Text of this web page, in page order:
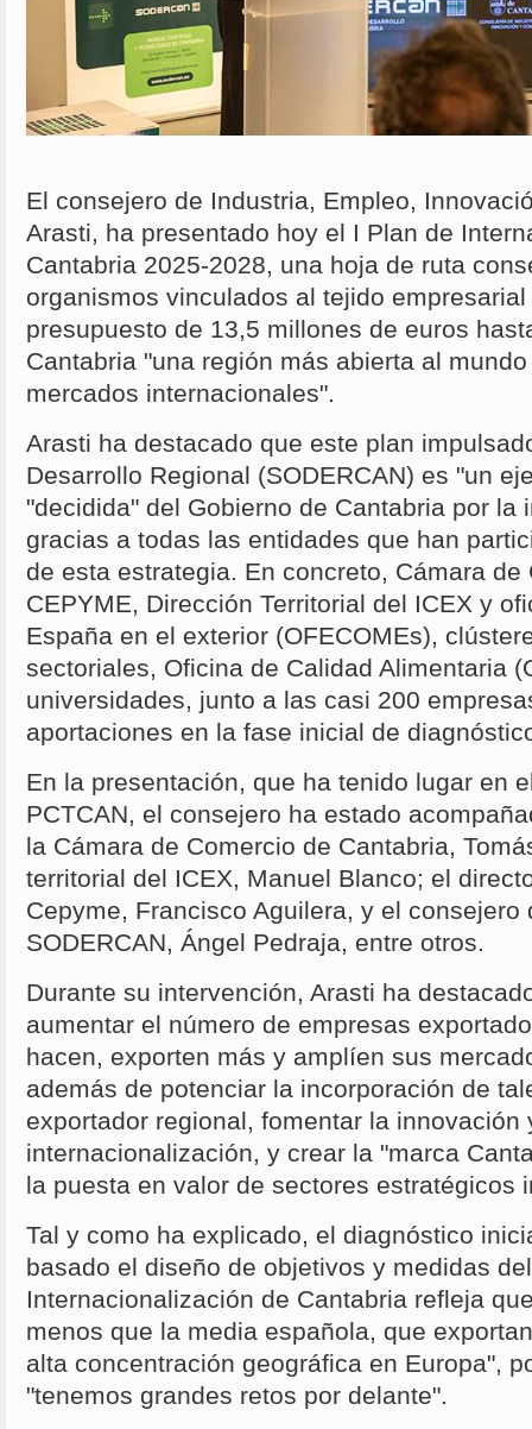
El consejero de Industria, Empleo,
Arasti, ha presentado hoy el I Plan de
Cantabria 2025-2028, una hoja de ruta
organismos vinculados al tejido
presupuesto de 13,5 millones de euros
Cantabria "una región más abierta al
mercados internacionales".
Arasti ha destacado que este plan
Desarrollo Regional (SODERCAN) es "un
"decidida" del Gobierno de Cantabria por la
gracias a todas las entidades que han
de esta estrategia. En concreto, Cámara de
CEPYME, Dirección Territorial del ICEX y
España en el exterior (OFECOMEs),
sectoriales, Oficina de Calidad Alimentaria
universidades, junto a las casi 200
aportaciones en la fase inicial de
En la presentación, que ha tenido lugar en
PCTCAN, el consejero ha estado
la Cámara de Comercio de Cantabria,
territorial del ICEX, Manuel Blanco; el
Cepyme, Francisco Aguilera, y el consejero
SODERCAN, Ángel Pedraja, entre otros.
Durante su intervención, Arasti ha
aumentar el número de empresas
hacen, exporten más y amplíen sus
además de potenciar la incorporación de
exportador regional, fomentar la
internacionalización, y crear la "marca
la puesta en valor de sectores estratégicos
Tal y como ha explicado, el diagnóstico
basado el diseño de objetivos y medidas
Internacionalización de Cantabria refleja
menos que la media española, que
alta concentración geográfica en Europa",
"tenemos grandes retos por delante".